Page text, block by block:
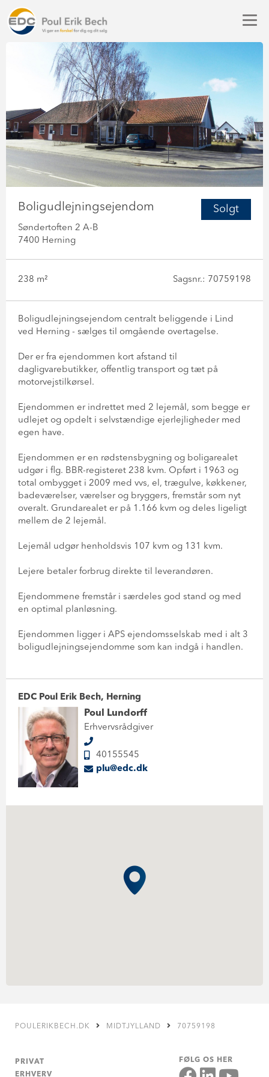
Solgt
Boligudlejningsejendom
Søndertoften 2 A-B
7400 Herning
238 m² Sagsnr.: 70759198
Boligudlejningsejendom centralt beliggende i Lind
ved Herning - sælges til omgående overtagelse.
Der er fra ejendommen kort afstand til
dagligvarebutikker, offentlig transport og tæt på
motorvejstilkørsel.
Ejendommen er indrettet med 2 lejemål, som begge er
udlejet og opdelt i selvstændige ejerlejligheder med
egen have.
Ejendommen er en rødstensbygning og boligarealet
udgør i flg. BBR-registeret 238 kvm. Opført i 1963 og
total ombygget i 2009 med vvs, el, trægulve, køkkener,
badeværelser, værelser og bryggers, fremstår som nyt
overalt. Grundarealet er på 1.166 kvm og deles ligeligt
mellem de 2 lejemål.
Lejemål udgør henholdsvis 107 kvm og 131 kvm.
Lejere betaler forbrug direkte til leverandøren.
Ejendommene fremstår i særdeles god stand og med
en optimal planløsning.
Ejendommen ligger i APS ejendomsselskab med i alt 3
boligudlejningsejendomme som kan indgå i handlen.
EDC Poul Erik Bech, Herning
Poul Lundorff
Erhvervsrådgiver
40155545
plu@edc.dk
POULERIKBECH.DK MIDTJYLLAND 70759198
PRIVAT
ERHVERV
FØLG OS HER